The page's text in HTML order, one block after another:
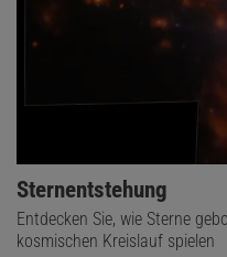
Sternentstehung
Entdecken Sie, wie Sterne
kosmischen Kreislauf spielen